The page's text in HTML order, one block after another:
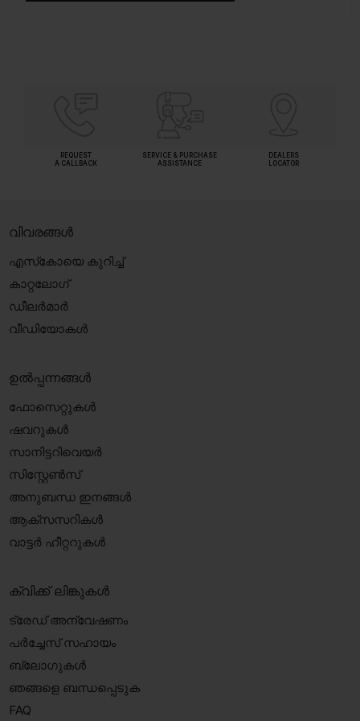
REQUEST
A CALLBACK
SERVICE & PURCHASE
ASSISTANCE
DEALERS
LOCATOR
വിവരങ്ങൾ
എസ്‍കോയെ കുറിച്ച്
കാറ്റലോഗ്
ഡീലർമാർ
വീഡിയോകൾ
ഉൽപ്പന്നങ്ങൾ
ഫോസെറ്റുകൾ
ഷവറുകൾ
സാനിട്ടറിവെയർ
സിസ്റ്റേൺസ്
അനുബന്ധ ഇനങ്ങൾ
ആക്‌സസറികൾ
വാട്ടർ ഹീറ്ററുകൾ
ക്വിക്ക് ലിങ്കുകൾ
ട്രേഡ് അന്വേഷണം
പർച്ചേസ് സഹായം
ബ്ലോഗുകൾ
ഞങ്ങളെ ബന്ധപ്പെടുക
FAQ